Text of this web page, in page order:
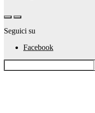
Seguici su
Facebook